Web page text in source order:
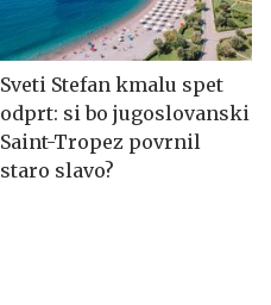
Sveti Stefan kmalu spet
odprt: si bo jugoslovanski
Saint-Tropez povrnil
staro slavo?